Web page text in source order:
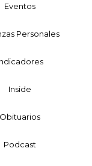
Eventos
Personales
Inside
Obituarios
Podcast